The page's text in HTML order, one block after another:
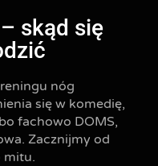
skąd się
nóg
się w komedię,
fachowo DOMS,
Zacznijmy od
mitu.